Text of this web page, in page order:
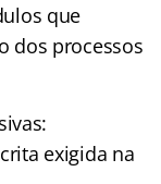
que
dos processos
exigida na